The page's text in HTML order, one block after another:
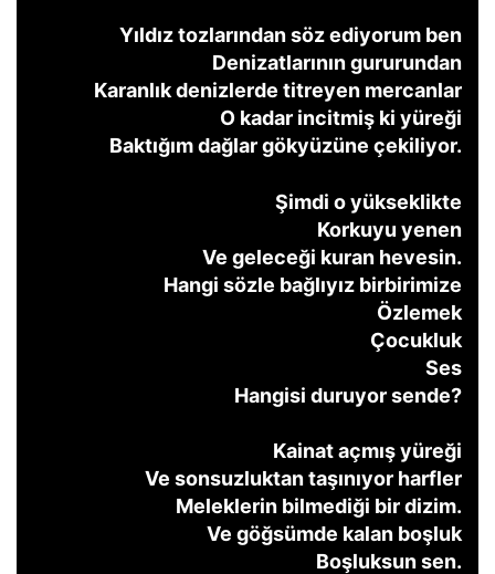
Yıldız tozlarından söz ediyorum ben
Denizatlarının gururundan
Karanlık denizlerde titreyen mercanlar
O kadar incitmiş ki yüreği
Baktığım dağlar gökyüzüne çekiliyor.
Şimdi o yükseklikte
Korkuyu yenen
Ve geleceği kuran hevesin.
Hangi sözle bağlıyız birbirimize
Özlemek
Çocukluk
Ses
Hangisi duruyor sende?
Kainat açmış yüreği
Ve sonsuzluktan taşınıyor harfler
Meleklerin bilmediği bir dizim.
Ve göğsümde kalan boşluk
Boşluksun sen.